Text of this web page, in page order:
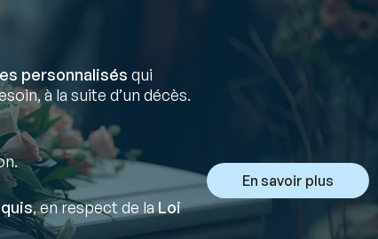
personnalisés qui
à la suite d’un décès.
, en respect de la Loi
En savoir plus